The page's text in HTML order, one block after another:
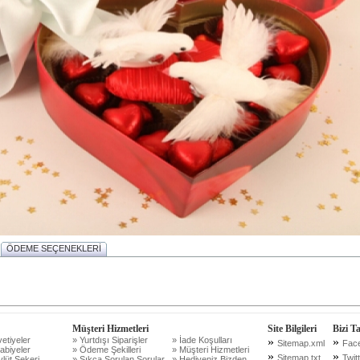
ÖDEME SEÇENEKLERİ
Müşteri Hizmetleri
» Yurtdışı Siparişler
» İade Koşulları
» Ödeme Şekilleri
» Müşteri Hizmetleri
Site Bilgileri
» Sitemap.xml
» Sitemap.txt
Bizi
»
»